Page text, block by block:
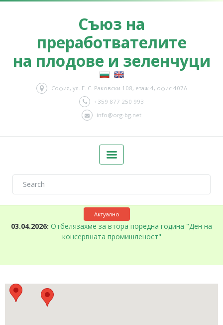
Съюз на
преработвателите
на плодове и зеленчуци
София, ул. Г. С. Раковски 108, етаж 4, офис 407А
+359 877 250 993
info@org-bg.net
Актуално
03.04.2026: Отбелязахме за втора поредна година "Ден на
консервната промишленост"